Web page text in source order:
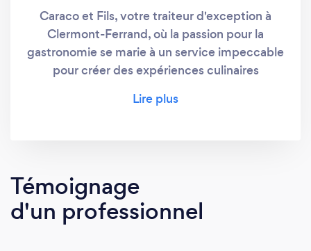
Caraco et Fils, votre traiteur d'exception à
Clermont-Ferrand, où la passion pour la
gastronomie se marie à un service impeccable
pour créer des expériences culinaires
Événementiel : Caraco et Fils se spécialise
événement, notre équipe dévouée prend en
charge tous les détails culinaires pour ravir vos
convives. Menus Personnalisés : Nous
Témoignage
d'un professionnel